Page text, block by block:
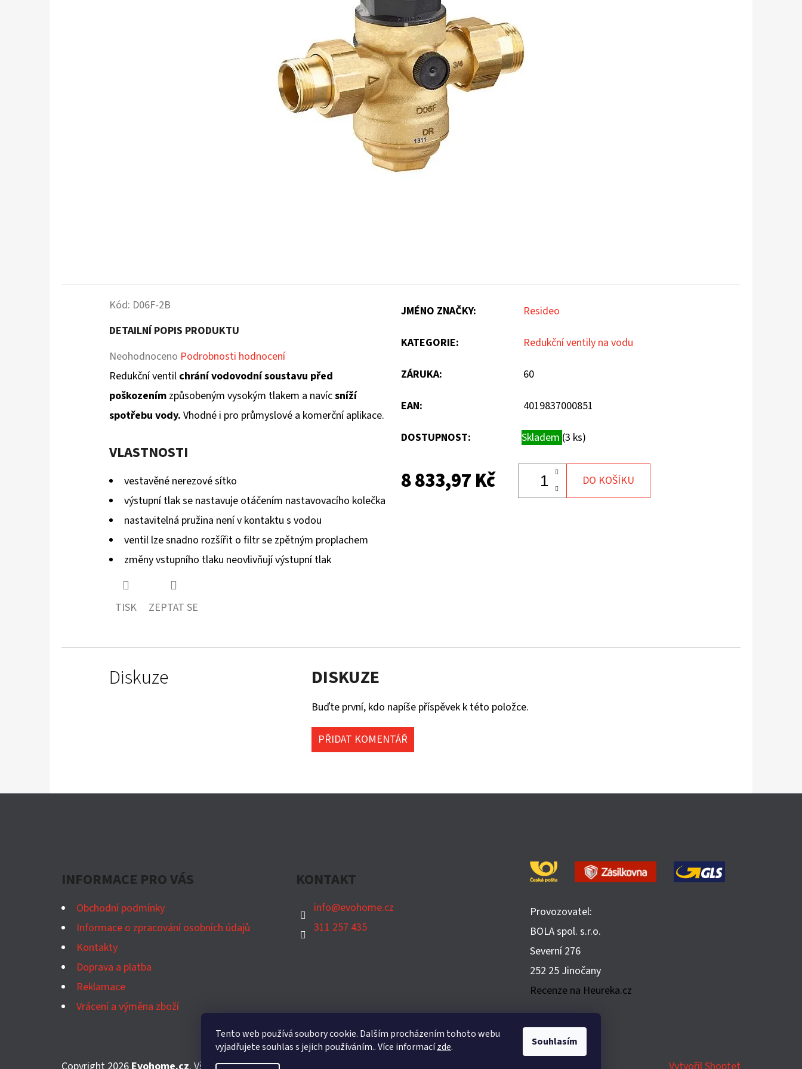
Tento web používá soubory cookie. Dalším procházením tohoto webu
vyjadřujete souhlas s jejich používáním.. Více informacízde. Souhlasím
Kód: D06F-2B
DETAILNÍ POPIS PRODUKTU
Průměrné
hodnocení
produktu
je
z
hvězdiček.
Neohodnoceno Podrobnosti hodnocení
Redukční ventil chrání vodovodní soustavu před
poškozením způsobeným vysokým tlakem a navícsníží
spotřebu vody. Vhodné i pro průmyslové a komerční aplikace.
VLASTNOSTI
vestavěné nerezové sítko
výstupní tlak se nastavuje otáčením nastavovacího kolečka
nastavitelná pružina není v kontaktu s vodou
ventil lze snadno rozšířit o filtr se zpětným proplachem
změny vstupního tlaku neovlivňují výstupní tlak
TISK ZEPTAT SE
JMÉNO ZNAČKY: Resideo
KATEGORIE: Redukční ventily na vodu
ZÁRUKA: 60
EAN: 4019837000851
DOSTUPNOST: Skladem (3 ks)
8 833,97 Kč DO KOŠÍKU
Diskuze DISKUZE
Buďte první, kdo napíše příspěvek k této položce.
PŘIDAT KOMENTÁŘ
INFORMACE PRO VÁS
Obchodní podmínky
Informace o zpracování osobních údajů
Kontakty
Doprava a platba
Reklamace
Vrácení a výměna zboží
KONTAKT
info@evohome.cz
311 257 435
Provozovatel:
BOLA spol. s.r.o.
​Severní 276
252 25 Jinočany
Recenze na Heureka.cz